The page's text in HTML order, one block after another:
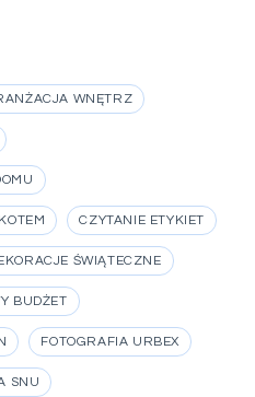
WNĘTRZ
CZYTANIE ETYKIET
ŚWIĄTECZNE
BUDŻET
FOTOGRAFIA URBEX
SNU